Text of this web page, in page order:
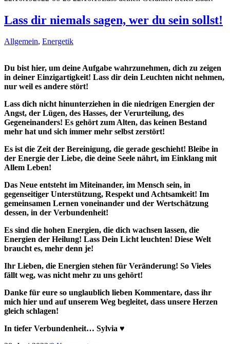
Lass dir niemals sagen, wer du sein sollst!
Allgemein, Energetik
Du bist hier, um deine Aufgabe wahrzunehmen, dich zu zeigen
in deiner Einzigartigkeit! Lass dir dein Leuchten nicht nehmen,
nur weil es andere stört!
Lass dich nicht hinunterziehen in die niedrigen Energien der
Angst, der Lügen, des Hasses, der Verurteilung, des
Gegeneinanders! Es gehört zum Alten, das keinen Bestand
mehr hat und sich immer mehr selbst zerstört!
Es ist die Zeit der Bereinigung, die gerade geschieht! Bleibe in
der Energie der Liebe, die deine Seele nährt, im Einklang mit
Allem Leben!
Das Neue entsteht im Miteinander, im Mensch sein, in
gegenseitiger Unterstützung, Respekt und Achtsamkeit! Im
gemeinsamen Lernen voneinander und der Wertschätzung
dessen, in der Verbundenheit!
Es sind die hohen Energien, die dich wachsen lassen, die
Energien der Heilung! Lass Dein Licht leuchten! Diese Welt
braucht es, mehr denn je!
Ihr Lieben, die Energien stehen für Veränderung! So Vieles
fällt weg, was nicht mehr zu uns gehört!
Danke für eure so unglaublich lieben Kommentare, dass ihr
mich hier und auf unserem Weg begleitet, dass unsere Herzen
gleich schlagen!
In tiefer Verbundenheit… Sylvia ♥